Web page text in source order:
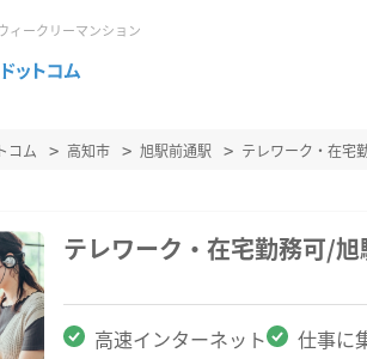
ィークリーマンション
コム 高知市 旭駅前通駅 テレワーク・在宅
テレワーク・在宅勤務可/
高速インターネット 仕事に